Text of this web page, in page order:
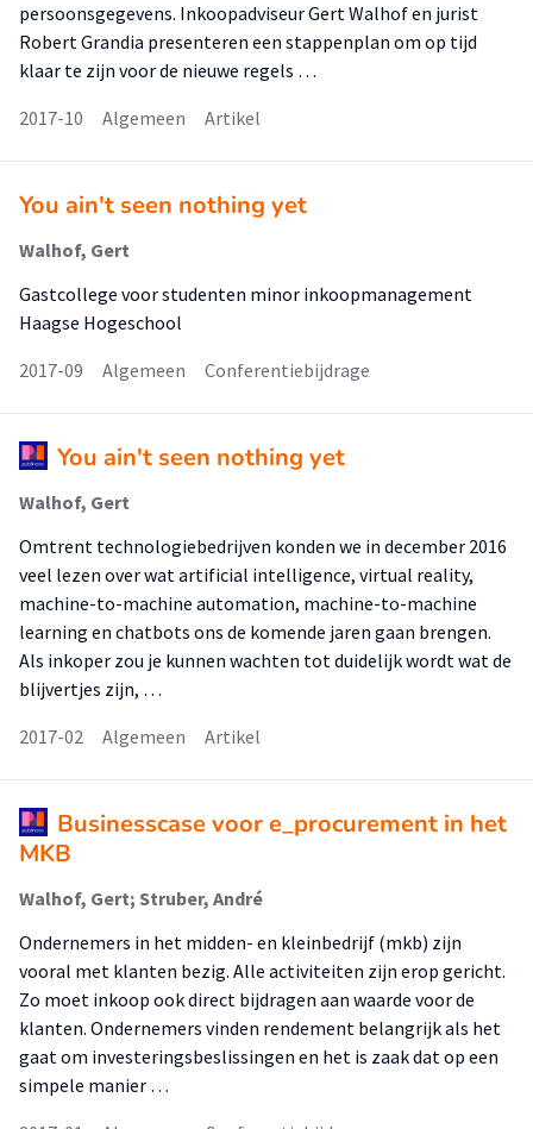
persoonsgegevens. Inkoopadviseur Gert Walhof en jurist
Robert Grandia presenteren een stappenplan om op tijd
klaar te zijn voor de nieuwe regels …
2017-10
Algemeen Artikel
You ain't seen nothing yet
Walhof, Gert
Gastcollege voor studenten minor inkoopmanagement
Haagse Hogeschool
2017-09
Algemeen Conferentiebijdrage
You ain't seen nothing yet
Walhof, Gert
Omtrent technologiebedrijven konden we in december 2016
veel lezen over wat artificial intelligence, virtual reality,
machine-to-machine automation, machine-to-machine
learning en chatbots ons de komende jaren gaan brengen.
Als inkoper zou je kunnen wachten tot duidelijk wordt wat de
blijvertjes zijn, …
2017-02
Algemeen Artikel
Businesscase voor e_procurement in het
MKB
Walhof, Gert; Struber, André
Ondernemers in het midden- en kleinbedrijf (mkb) zijn
vooral met klanten bezig. Alle activiteiten zijn erop gericht.
Zo moet inkoop ook direct bijdragen aan waarde voor de
klanten. Ondernemers vinden rendement belangrijk als het
gaat om investeringsbeslissingen en het is zaak dat op een
simpele manier …